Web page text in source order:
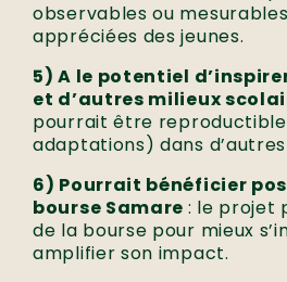
observables ou
appréciées des jeunes.
5) A le potentiel
et d’autres milieux
pourrait être
adaptations) dans
6) Pourrait bénéficier
bourse Samare : le projet
de la bourse pour mieux
amplifier son impact.